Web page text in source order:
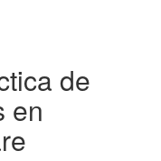
de
en